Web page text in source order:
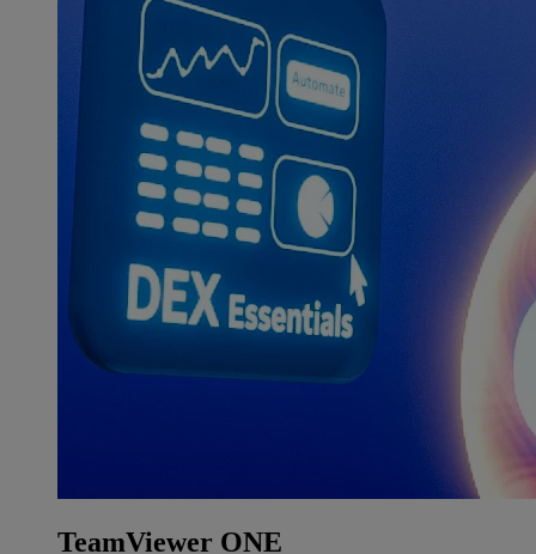
TeamViewer ONE